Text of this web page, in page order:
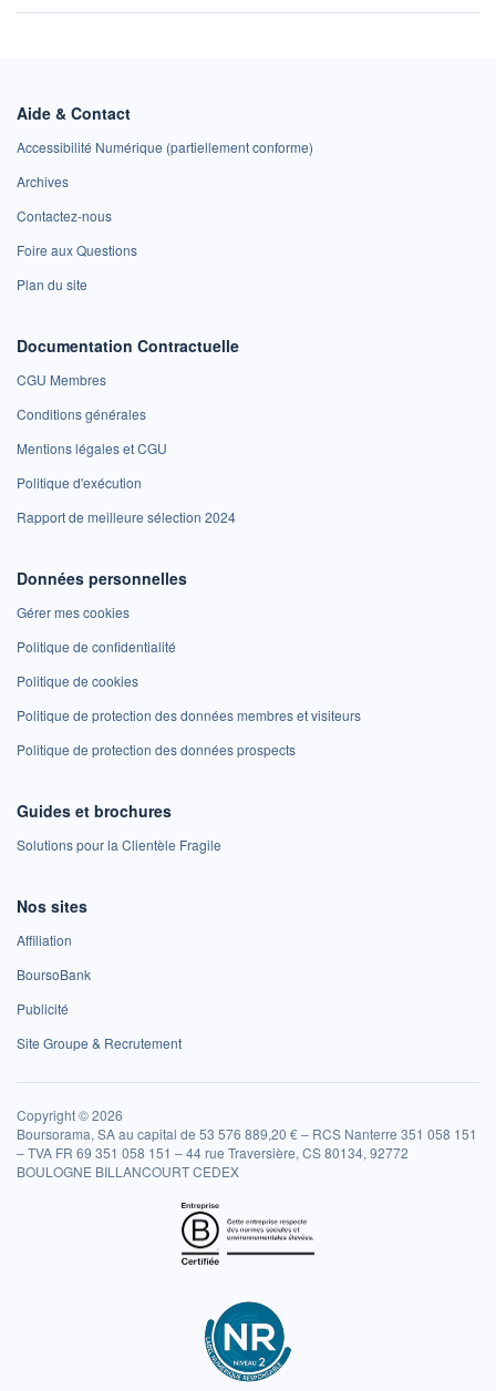
Aide & Contact
Accessibilité Numérique (partiellement conforme)
Archives
Contactez-nous
Foire aux Questions
Plan du site
Documentation Contractuelle
CGU Membres
Conditions générales
Mentions légales et CGU
Politique d'exécution
Rapport de meilleure sélection 2024
Données personnelles
Gérer mes cookies
Politique de confidentialité
Politique de cookies
Politique de protection des données membres et visiteurs
Politique de protection des données prospects
Guides et brochures
Solutions pour la Clientèle Fragile
Nos sites
Affiliation
BoursoBank
Publicité
Site Groupe & Recrutement
Copyright © 2026
Boursorama, SA au capital de 53 576 889,20 € – RCS Nanterre 351 058 151
– TVA FR 69 351 058 151 – 44 rue Traversière, CS 80134, 92772
BOULOGNE BILLANCOURT CEDEX